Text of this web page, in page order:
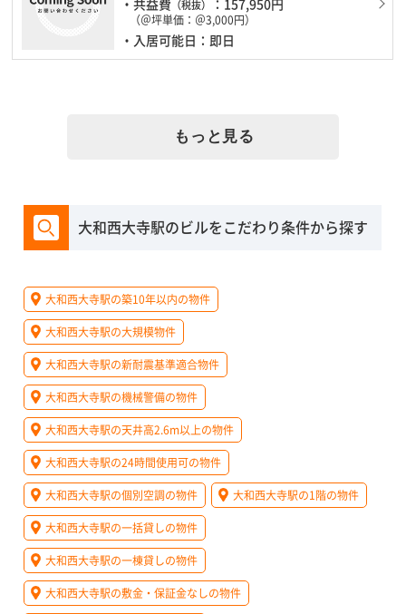
・共益費 （税抜） ：157,950円
（＠坪単価：＠3,000円）
・入居可能日：即日
もっと見る
大和西大寺駅のビルをこだわり条件から探す
大和西大寺駅の築10年以内の物件
大和西大寺駅の大規模物件
大和西大寺駅の新耐震基準適合物件
大和西大寺駅の機械警備の物件
大和西大寺駅の天井高2.6m以上の物件
大和西大寺駅の24時間使用可の物件
大和西大寺駅の個別空調の物件 大和西大寺駅の1階の物件
大和西大寺駅の一括貸しの物件
大和西大寺駅の一棟貸しの物件
大和西大寺駅の敷金・保証金なしの物件